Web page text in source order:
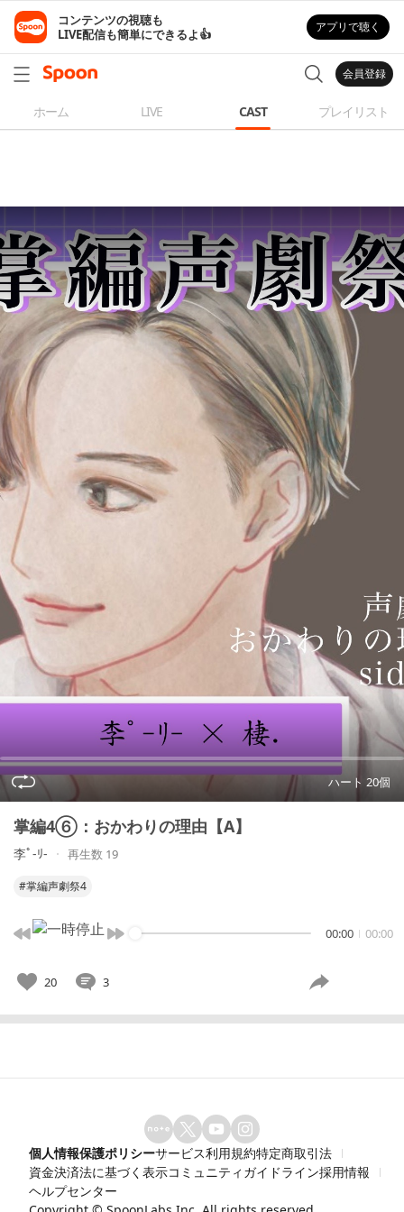
コンテンツの視聴も
LIVE配信も簡単にできるよ👍
アプリで聴く
会員登録
ホーム LIVE CAST プレイリスト
ハート 20個
掌編4⑥：おかわりの理由【A】
李ﾟ-ﾘ- 再生数 19
#掌編声劇祭4
00:00 00:00
20 3
個人情報保護ポリシーサービス利用規約特定商取引法
資金決済法に基づく表示コミュニティガイドライン採用情報
ヘルプセンター